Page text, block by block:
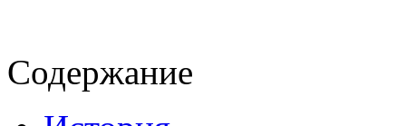
Содержание